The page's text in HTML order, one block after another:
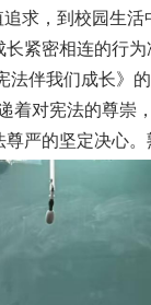
求，到校园生
紧密相连的行为
我们成长》的
着对宪法的尊
严的坚定决心